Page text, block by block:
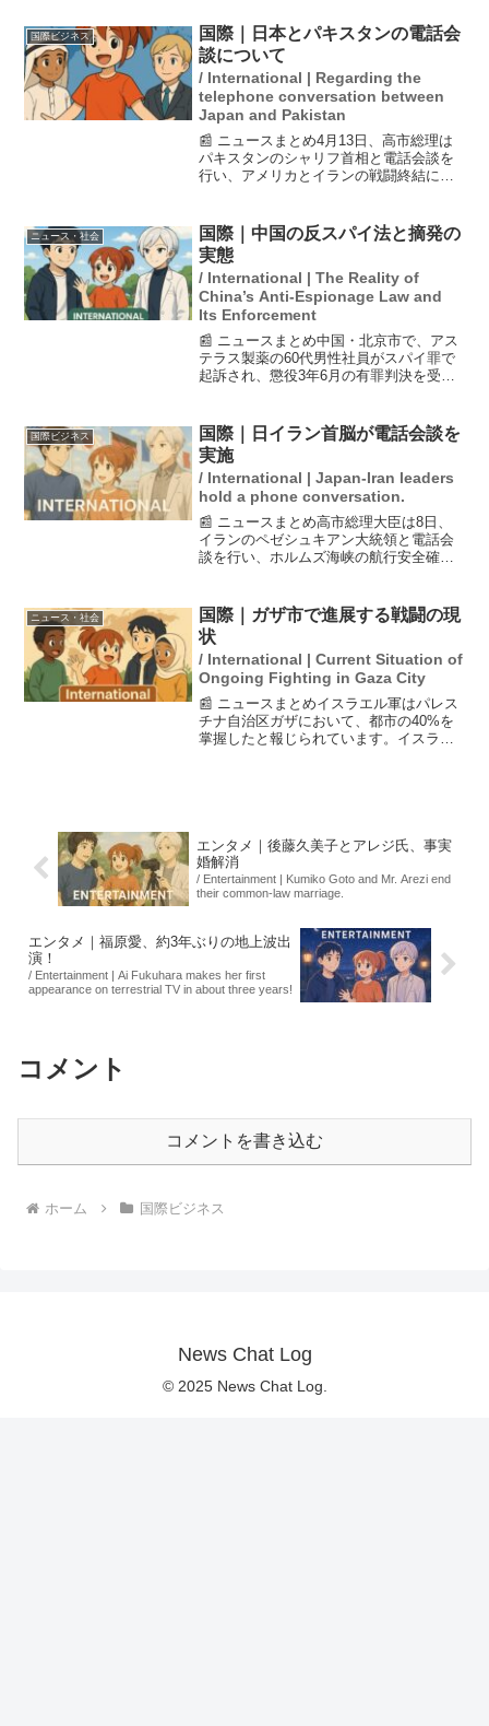
ました。また、硫化水素の影響で救出が
難航したことが報じ...
国際ビジネス
国際｜日本とパキスタンの電話会
談について
/ International | Regarding the
telephone conversation between
Japan and Pakistan
📰 ニュースまとめ4月13日、高市総理は
パキスタンのシャリフ首相と電話会談を
行い、アメリカとイランの戦闘終結に向
高市総理はパキスタンの仲介役に対する
敬意を示しました。...
ニュース・社会
国際｜中国の反スパイ法と摘発の
実態
/ International | The Reality of
China’s Anti-Espionage Law and
Its Enforcement
📰 ニュースまとめ中国・北京市で、アス
テラス製薬の60代男性社員がスパイ罪で
起訴され、懲役3年6月の有罪判決を受け
広く不明確であり、司法手続きも不透明
なため、多くの在中邦...
国際ビジネス
国際｜日イラン首脳が電話会談を
実施
/ International | Japan-Iran leaders
hold a phone conversation.
📰 ニュースまとめ高市総理大臣は8日、
イランのペゼシュキアン大統領と電話会
談を行い、ホルムズ海峡の航行安全確保
続けることで一致し、中東情勢について
の懸念を共有しました。...
ニュース・社会
国際｜ガザ市で進展する戦闘の現
状
/ International | Current Situation of
Ongoing Fighting in Gaza City
📰 ニュースまとめイスラエル軍はパレス
チナ自治区ガザにおいて、都市の40%を
掌握したと報じられています。イスラエ
エンタメ｜後藤久美子とアレジ氏、事実
婚解消
/ Entertainment | Kumiko Goto and Mr. Arezi end
their common-law marriage.
エンタメ｜福原愛、約3年ぶりの地上波出
演！
/ Entertainment | Ai Fukuhara makes her first
appearance on terrestrial TV in about three years!
コメント
コメントを書き込む
ホーム 国際ビジネス
News Chat Log
© 2025 News Chat Log.